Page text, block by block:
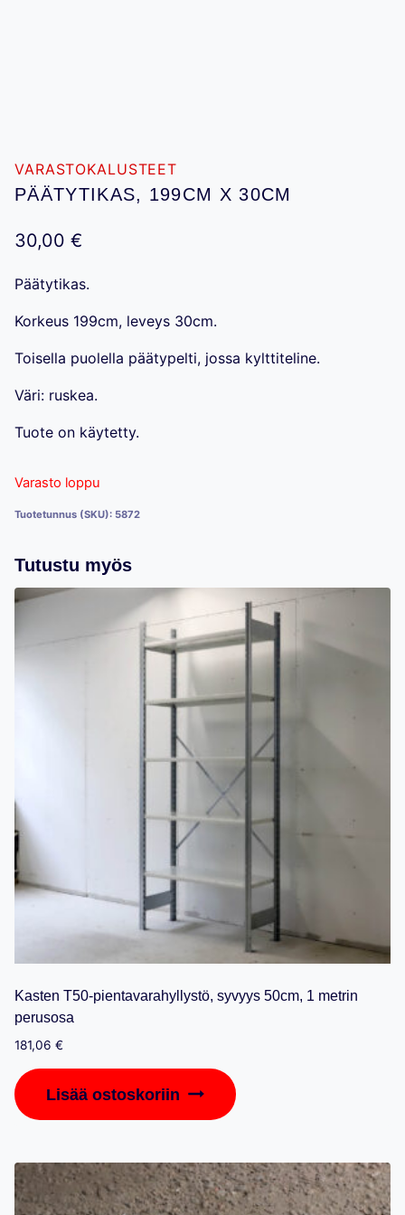
VARASTOKALUSTEET
PÄÄTYTIKAS, 199CM X 30CM
30,00 €
Päätytikas.
Korkeus 199cm, leveys 30cm.
Toisella puolella päätypelti, jossa kylttiteline.
Väri: ruskea.
Tuote on käytetty.
Varasto loppu
Tuotetunnus (SKU): 5872
Tutustu myös
Kasten T50-pientavarahyllystö, syvyys 50cm, 1 metrin
perusosa
181,06 €
Lisää ostoskoriin